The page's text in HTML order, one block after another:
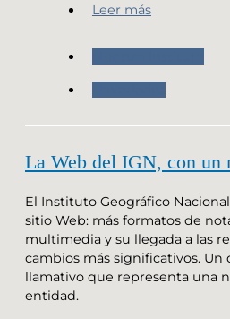
Leer más
La Web del IGN, con un
El Instituto Geográfico
sitio Web: más formatos de
multimedia y su llegada a las
cambios más significativos.
llamativo que representa una
entidad.